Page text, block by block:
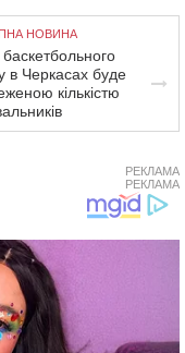
НОВИНА
в Черкасах буде
кількістю
РЕКЛАМА
РЕКЛАМА